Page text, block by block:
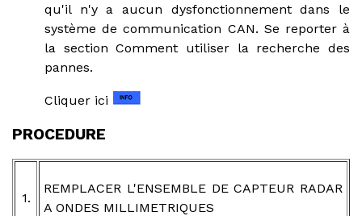
qu'il n'y a aucun dysfonctionnement dans le
système de communication CAN. Se reporter à
la section Comment utiliser la recherche des
pannes.
Cliquer ici
PROCEDURE
1.
REMPLACER L'ENSEMBLE DE CAPTEUR RADAR
A ONDES MILLIMETRIQUES